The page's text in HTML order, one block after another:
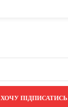
ХОЧУ ПІДПИСАТИСЬ